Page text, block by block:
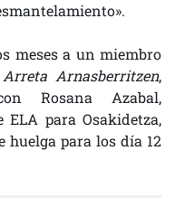
meses a un miembro
Arnasberritzen,
Rosana Azabal,
para Osakidetza,
huelga para los día 12